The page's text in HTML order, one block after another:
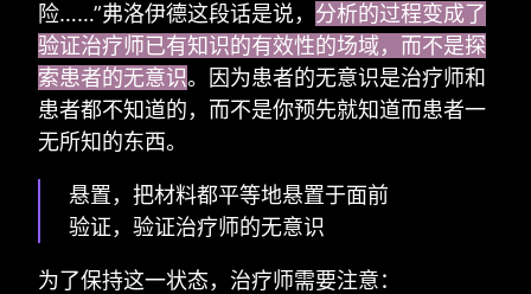
险……”弗洛伊德这段话是说， 分析的过程变成了
验证治疗师已有知识的有效性的场域，而不是探
索患者的无意识。因为患者的无意识是治疗师和
患者都不知道的，而不是你预先就知道而患者一
无所知的东西。
悬置，把材料都平等地悬置于面前
验证，验证治疗师的无意识
为了保持这一状态，治疗师需要注意：